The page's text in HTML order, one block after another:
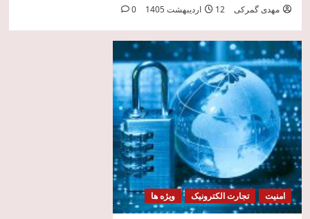
مهدی گمرکی 12 اردیبهشت 1405 0
امنیت تجارت الکترونیک ویژه ها